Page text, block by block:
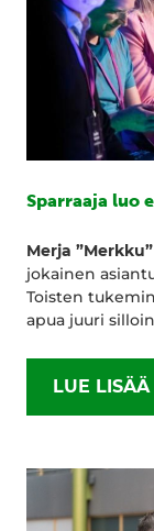
Sparraaja luo
Merja
jokainen
Toisten
apua juuri
LUE LISÄÄ